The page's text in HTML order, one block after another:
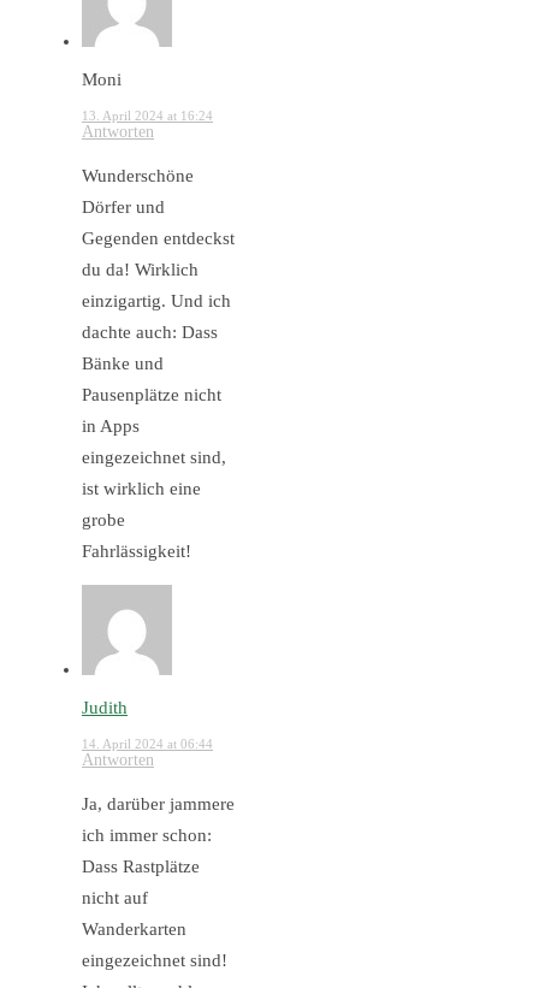
Moni
13. April 2024 at 16:24
Antworten
Wunderschöne
Dörfer und
Gegenden entdeckst
du da! Wirklich
einzigartig. Und ich
dachte auch: Dass
Bänke und
Pausenplätze nicht
in Apps
eingezeichnet sind,
ist wirklich eine
grobe
Fahrlässigkeit!
Judith
14. April 2024 at 06:44
Antworten
Ja, darüber jammere
ich immer schon:
Dass Rastplätze
nicht auf
Wanderkarten
eingezeichnet sind!